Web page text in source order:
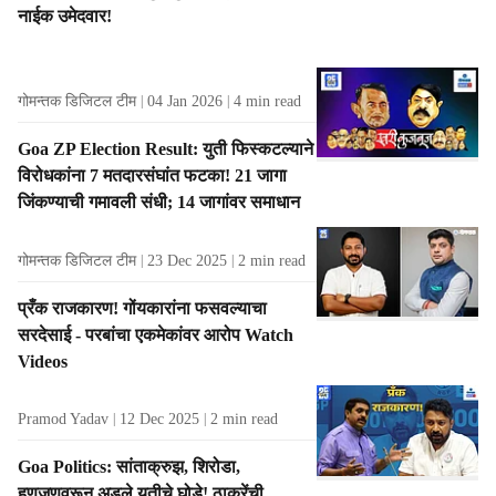
नाईक उमेदवार!
गोमन्तक डिजिटल टीम 04 Jan 2026 4 min read
Goa ZP Election Result: युती फिस्कटल्याने
विरोधकांना 7 मतदारसंघांत फटका! 21 जागा
जिंकण्याची गमावली संधी; 14 जागांवर समाधान
गोमन्तक डिजिटल टीम 23 Dec 2025 2 min read
प्रँक राजकारण! गोंयकारांना फसवल्याचा
सरदेसाई - परबांचा एकमेकांवर आरोप Watch
Videos
Pramod Yadav 12 Dec 2025 2 min read
Goa Politics: सांताक्रुझ, शिरोडा,